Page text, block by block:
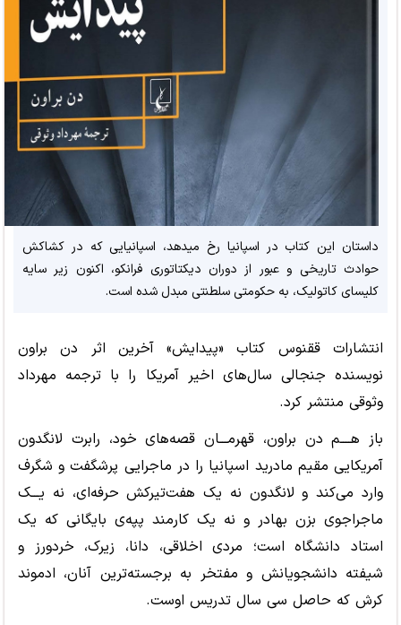
داستان این کتاب در اسپانیا رخ میدهد، اسپانیایی که در کشاکش
حوادث تاریخی و عبور از دوران دیکتاتوری فرانکو، اکنون زیر سایه
کلیسای کاتولیک، به حکومتی سلطنتی مبدل شده است.
انتشارات ققنوس کتاب «پیدایش» آخرین اثر دن براون
نویسنده جنجالی سالهای اخیر آمریکا را با ترجمه مهرداد
وثوقی منتشر کرد.
باز هــــم دن براون، قهرمـــان قصههای خود، رابرت لانگدون
آمریکایی مقیم مادرید اسپانیا را در ماجرایی پرشگفت و شگرف
وارد میکند و لانگدون نه یک هفتتیرکش حرفهای، نه یـــک
ماجراجوی بزن بهادر و نه یک کارمند پپهی بایگانی که یک
استاد دانشگاه است؛ مردی اخلاقی، دانا، زیرک، خردورز و
شیفته دانشجویانش و مفتخر به برجستهترین آنان، ادموند
کرش که حاصل سی سال تدریس اوست.